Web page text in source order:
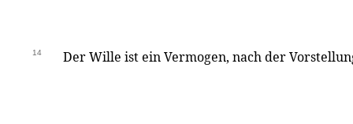
14 Der Wille ist ein Vermogen, nach der